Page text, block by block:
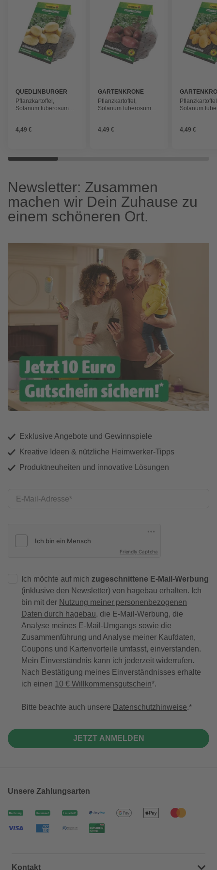
QUEDLINBURGER
Pflanzkartoffel,
Solanum tuberosum
4,49 €
GARTENKRONE
Pflanzkartoffel,
Solanum tuberosum
4,49 €
Solanum
4,49 €
Newsletter: Zusammen
machen wir Dein Zuhause zu
einem schöneren Ort.
Exklusive Angebote und Gewinnspiele
Kreative Ideen & nützliche Heimwerker-Tipps
Produktneuheiten und innovative Lösungen
E-Mail-Adresse
Friendly Captcha
Ich möchte auf mich zugeschnittene E-Mail-Werbung
(inklusive den Newsletter) von hagebau erhalten. Ich
bin mit der Nutzung meiner personenbezogenen
Daten durch hagebau, die E-Mail-Werbung, die
Analyse meines E-Mail-Umgangs sowie die
Zusammenführung und Analyse meiner Kaufdaten,
Coupons und Kartenvorteile umfasst, einverstanden.
Mein Einverständnis kann ich jederzeit widerrufen.
Nach Bestätigung meines Einverständnisses erhalte
ich einen 10 € Willkommensgutschein*.
Bitte beachte auch unsere Datenschutzhinweise.
JETZT ANMELDEN
Unsere Zahlungsarten
Kontakt